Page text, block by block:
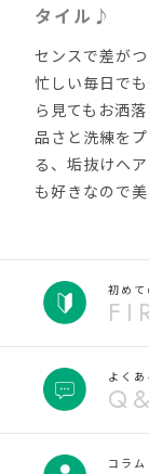
タイル♪
センスで差が
忙しい毎日で
ら見てもお洒
品さと洗練を
る、垢抜けヘ
も好きなので
初めて
よく
コラム